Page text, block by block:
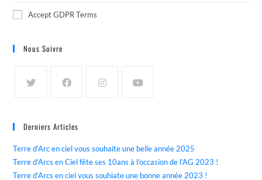
Accept GDPR Terms
Nous Suivre
Derniers Articles
Terre d’Arc en ciel vous souhaite une belle année 2025
Terre d’Arcs en Ciel fête ses 10ans à l’occasion de l’AG 2023 !
Terre d’Arcs en ciel vous souhiate une bonne année 2023 !